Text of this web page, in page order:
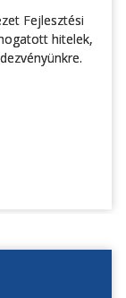
Fejlesztési
hitelek,